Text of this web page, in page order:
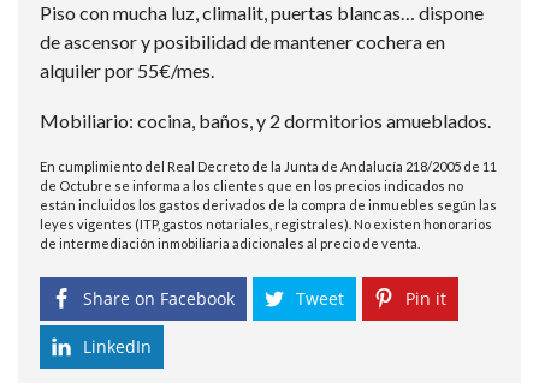
Piso con mucha luz, climalit, puertas blancas… dispone
de ascensor y posibilidad de mantener cochera en
alquiler por 55€/mes.
Mobiliario: cocina, baños, y 2 dormitorios amueblados.
En cumplimiento del Real Decreto de la Junta de Andalucía 218/2005 de 11
de Octubre se informa a los clientes que en los precios indicados no
están incluidos los gastos derivados de la compra de inmuebles según las
leyes vigentes (ITP, gastos notariales, registrales). No existen honorarios
de intermediación inmobiliaria adicionales al precio de venta.
Share on Facebook Tweet Pin it
LinkedIn